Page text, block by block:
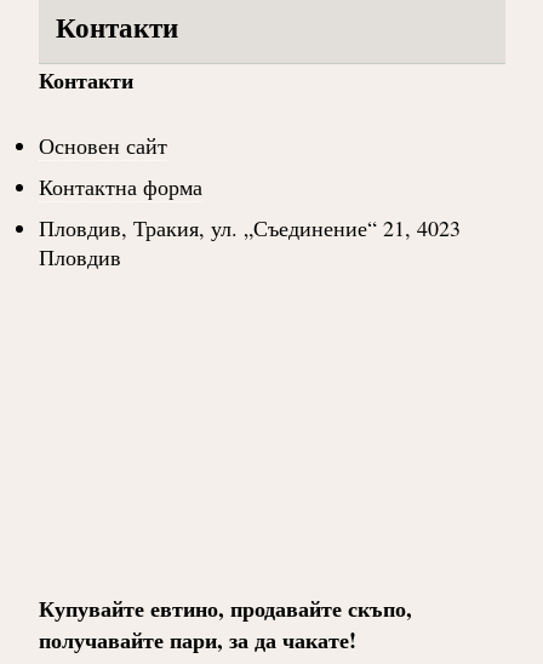
Контакти
Контакти
Основен сайт
Контактна форма
Пловдив, Тракия, ул. „Съединение“ 21, 4023
Пловдив
Купувайте евтино, продавайте скъпо,
получавайте пари, за да чакате!